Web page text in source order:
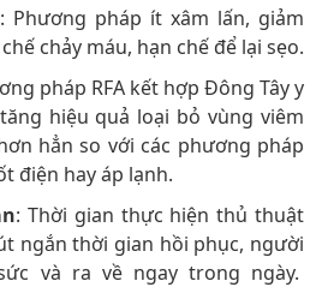
: Phương pháp ít xâm lấn, giảm
chảy máu, hạn chế để lại sẹo.
pháp RFA kết hợp Đông Tây y
hiệu quả loại bỏ vùng viêm
hẳn so với các phương pháp
điện hay áp lạnh.
: Thời gian thực hiện thủ thuật
ngắn thời gian hồi phục, người
và ra về ngay trong ngày.